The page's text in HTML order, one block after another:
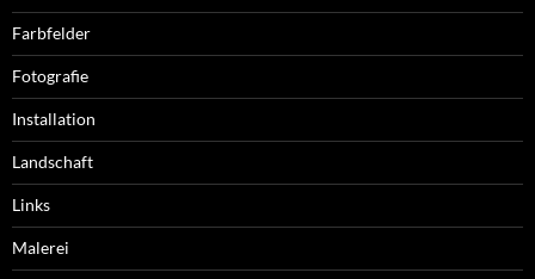
Farbfelder
Fotografie
Installation
Landschaft
Links
Malerei